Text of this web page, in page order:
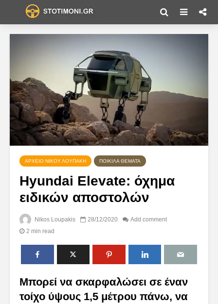
ΑΡΧΕΊΟ ΝΊΚΟΥ ΛΟΥΠΆΚΗ ΠΟΙΚΊΛΑ ΘΈΜΑΤΑ
Hyundai Elevate: όχημα
ειδικών αποστολών
Nikos Loupakis 28/12/2020
Add comment
2 min read
Μπορεί να σκαρφαλώσει σε έναν
τοίχο ύψους 1,5 μέτρου πάνω, να